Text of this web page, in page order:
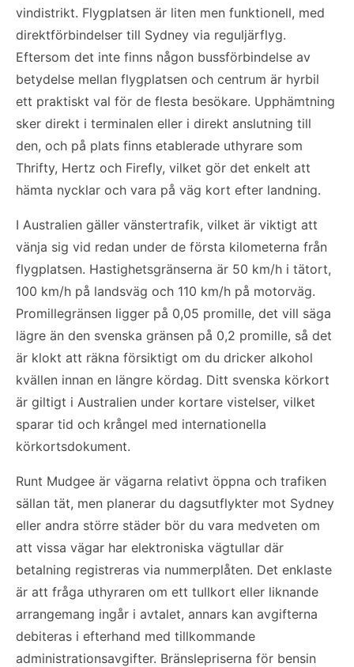
vindistrikt. Flygplatsen är liten men funktionell, med
direktförbindelser till Sydney via reguljärflyg.
Eftersom det inte finns någon bussförbindelse av
betydelse mellan flygplatsen och centrum är hyrbil
ett praktiskt val för de flesta besökare. Upphämtning
sker direkt i terminalen eller i direkt anslutning till
den, och på plats finns etablerade uthyrare som
Thrifty, Hertz och Firefly, vilket gör det enkelt att
hämta nycklar och vara på väg kort efter landning.
I Australien gäller vänstertrafik, vilket är viktigt att
vänja sig vid redan under de första kilometerna från
flygplatsen. Hastighetsgränserna är 50 km/h i tätort,
100 km/h på landsväg och 110 km/h på motorväg.
Promillegränsen ligger på 0,05 promille, det vill säga
lägre än den svenska gränsen på 0,2 promille, så det
är klokt att räkna försiktigt om du dricker alkohol
kvällen innan en längre kördag. Ditt svenska körkort
är giltigt i Australien under kortare vistelser, vilket
sparar tid och krångel med internationella
körkortsdokument.
Runt Mudgee är vägarna relativt öppna och trafiken
sällan tät, men planerar du dagsutflykter mot Sydney
eller andra större städer bör du vara medveten om
att vissa vägar har elektroniska vägtullar där
betalning registreras via nummerplåten. Det enklaste
är att fråga uthyraren om ett tullkort eller liknande
arrangemang ingår i avtalet, annars kan avgifterna
debiteras i efterhand med tillkommande
administrationsavgifter. Bränslepriserna för bensin